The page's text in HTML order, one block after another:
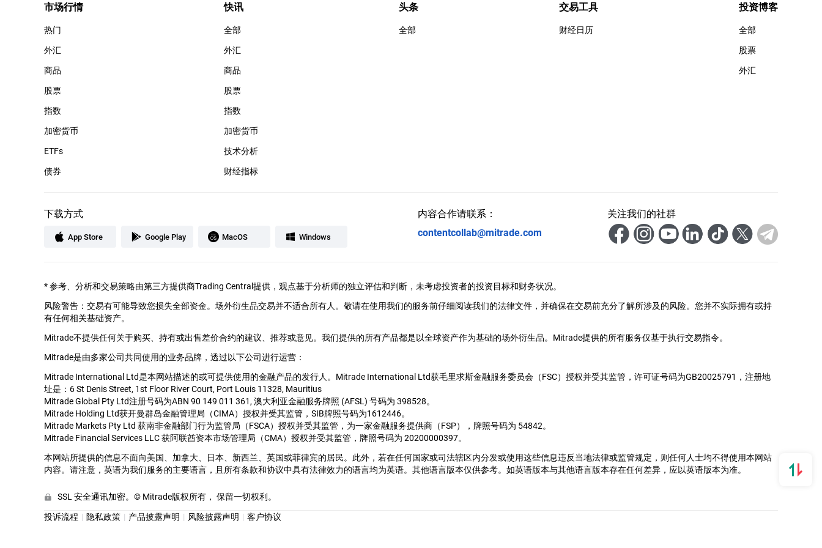
市场行情
热门
外汇
商品
股票
指数
加密货币
ETFs
债券
快讯
全部
外汇
商品
股票
指数
加密货币
技术分析
财经指标
头条
全部
交易工具
财经日历
投资博客
全部
股票
外汇
下载方式
App Store Google Play MacOS Windows
内容合作请联系：
contentcollab@mitrade.com
关注我们的社群
*参考、分析和交易策略由第三方提供商Trading Central提供，观点基于分析师的独立评估和判断，未考虑投资者的投资目标和财务状况。
风险警告：交易有可能导致您损失全部资金。场外衍生品交易并不适合所有人。敬请在使用我们的服务前仔细阅读我们的法律文件，并确保在交易前充分了解所涉及的风险。您并不实际拥有或持
有任何相关基础资产。
Mitrade不提供任何关于购买、持有或出售差价合约的建议、推荐或意见。我们提供的所有产品都是以全球资产作为基础的场外衍生品。Mitrade提供的所有服务仅基于执行交易指令。
Mitrade是由多家公司共同使用的业务品牌，透过以下公司进行运营：
Mitrade International Ltd是本网站描述的或可提供使用的金融产品的发行人。Mitrade International Ltd获毛里求斯金融服务委员会（FSC）授权并受其监管，许可证号码为GB20025791，注册地
址是：6 St Denis Street, 1st Floor River Court, Port Louis 11328, Mauritius
Mitrade Global Pty Ltd注册号码为ABN 90 149 011 361, 澳大利亚金融服务牌照 (AFSL) 号码为 398528。
Mitrade Holding Ltd获开曼群岛金融管理局（CIMA）授权并受其监管，SIB牌照号码为1612446。
Mitrade Markets Pty Ltd 获南非金融部门行为监管局（FSCA）授权并受其监管，为一家金融服务提供商（FSP），牌照号码为 54842。
Mitrade Financial Services LLC 获阿联酋资本市场管理局（CMA）授权并受其监管，牌照号码为 20200000397。
本网站所提供的信息不面向美国、加拿大、日本、新西兰、英国或菲律宾的居民。此外，若在任何国家或司法辖区内分发或使用这些信息违反当地法律或监管规定，则任何人士均不得使用本网站
内容。请注意，英语为我们服务的主要语言，且所有条款和协议中具有法律效力的语言均为英语。其他语言版本仅供参考。如英语版本与其他语言版本存在任何差异，应以英语版本为准。
SSL 安全通讯加密。© Mitrade版权所有， 保留一切权利。
投诉流程
隐私政策 产品披露声明 风险披露声明 客户协议